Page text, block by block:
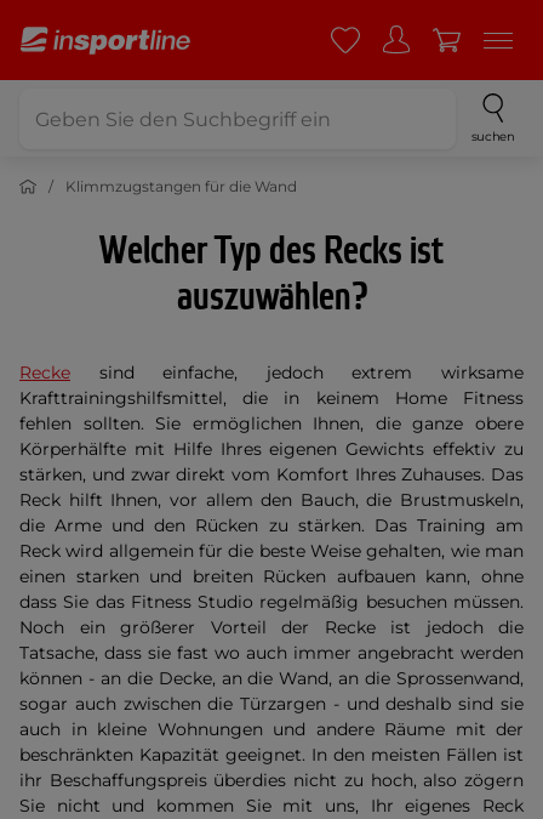
suchen
Klimmzugstangen für die Wand
Welcher Typ des Recks ist
auszuwählen?
Recke sind einfache, jedoch extrem wirksame
Krafttrainingshilfsmittel, die in keinem Home Fitness
fehlen sollten. Sie ermöglichen Ihnen, die ganze obere
Körperhälfte mit Hilfe Ihres eigenen Gewichts effektiv zu
stärken, und zwar direkt vom Komfort Ihres Zuhauses. Das
Reck hilft Ihnen, vor allem den Bauch, die Brustmuskeln,
die Arme und den Rücken zu stärken. Das Training am
Reck wird allgemein für die beste Weise gehalten, wie man
einen starken und breiten Rücken aufbauen kann, ohne
dass Sie das Fitness Studio regelmäßig besuchen müssen.
Noch ein größerer Vorteil der Recke ist jedoch die
Tatsache, dass sie fast wo auch immer angebracht werden
können - an die Decke, an die Wand, an die Sprossenwand,
sogar auch zwischen die Türzargen - und deshalb sind sie
auch in kleine Wohnungen und andere Räume mit der
beschränkten Kapazität geeignet. In den meisten Fällen ist
ihr Beschaffungspreis überdies nicht zu hoch, also zögern
Sie nicht und kommen Sie mit uns, Ihr eigenes Reck